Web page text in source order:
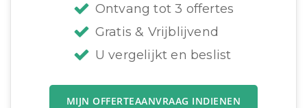
Ontvang tot 3 offertes
Gratis & Vrijblijvend
U vergelijkt en beslist
MIJN OFFERTEAANVRAAG INDIENEN